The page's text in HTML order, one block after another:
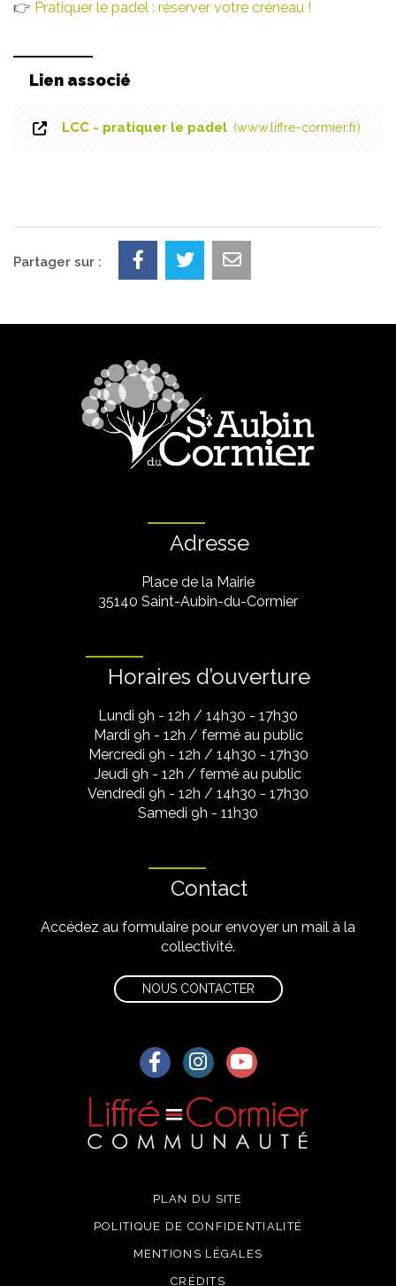
👉 Pratiquer le padel : réserver votre créneau !
Lien associé
LCC - pratiquer le padel www.liffre-cormier.fr
Partager sur :
Adresse
Place de la Mairie
35140 Saint-Aubin-du-Cormier
Horaires d’ouverture
Lundi 9h - 12h / 14h30 - 17h30
Mardi 9h - 12h / fermé au public
Mercredi 9h - 12h / 14h30 - 17h30
Jeudi 9h - 12h / fermé au public
Vendredi 9h - 12h / 14h30 - 17h30
Samedi 9h - 11h30
Contact
Accédez au formulaire pour envoyer un mail à la
collectivité.
NOUS CONTACTER
Lien vers le compte Facebook
Lien vers le compte
Lien vers la chaîne
PLAN DU SITE
POLITIQUE DE CONFIDENTIALITÉ
MENTIONS LÉGALES
CRÉDITS